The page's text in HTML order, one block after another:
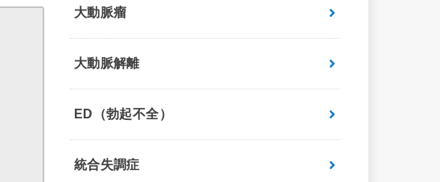
大動脈瘤
大動脈解離
ED（勃起不全）
統合失調症